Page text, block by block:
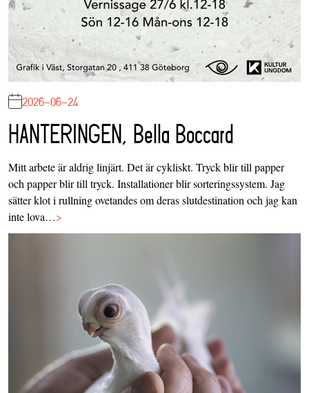
2026-06-24
HANTERINGEN, Bella Boccard
Mitt arbete är aldrig linjärt. Det är cykliskt. Tryck blir till papper
och papper blir till tryck. Installationer blir sorteringssystem. Jag
sätter klot i rullning ovetandes om deras slutdestination och jag kan
inte lova…>